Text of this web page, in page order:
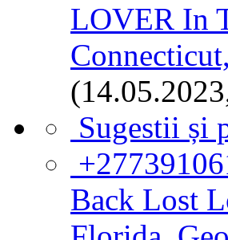
LOVER In
Sugestii și
Back Lost